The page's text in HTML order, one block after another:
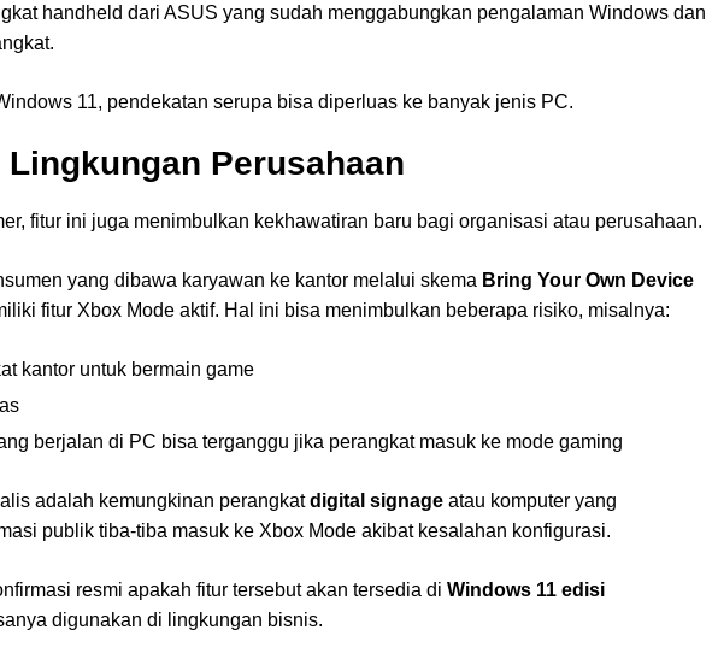
handheld dari ASUS yang sudah menggabungkan pengalaman Windows dan
11, pendekatan serupa bisa diperluas ke banyak jenis PC.
Perusahaan
fitur ini juga menimbulkan kekhawatiran baru bagi organisasi atau perusahaan.
yang dibawa karyawan ke kantor melalui skema Bring Your Own Device
fitur Xbox Mode aktif. Hal ini bisa menimbulkan beberapa risiko, misalnya:
kantor untuk bermain game
berjalan di PC bisa terganggu jika perangkat masuk ke mode gaming
adalah kemungkinan perangkatdigital signage atau komputer yang
publik tiba-tiba masuk ke Xbox Mode akibat kesalahan konfigurasi.
resmi apakah fitur tersebut akan tersedia di Windows 11 edisi
digunakan di lingkungan bisnis.